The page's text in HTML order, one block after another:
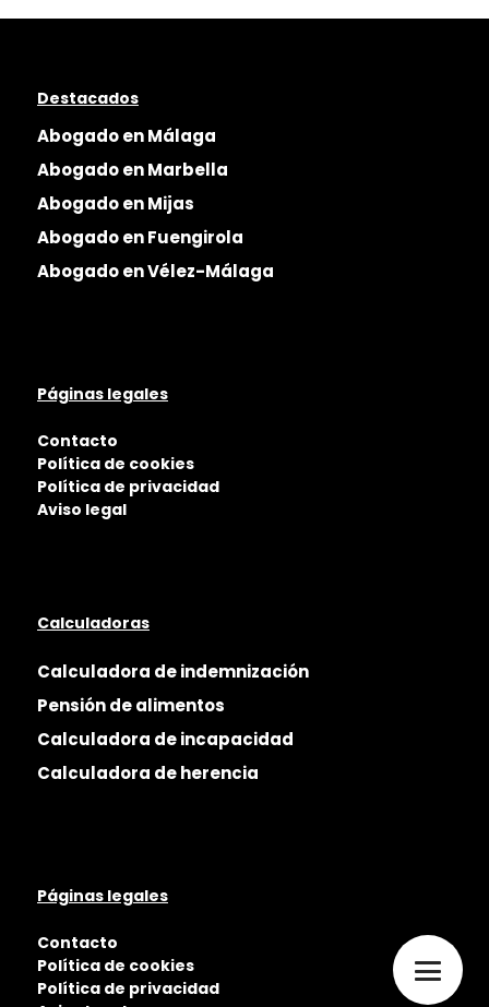
Destacados
Abogado en Málaga
Abogado en Marbella
Abogado en Mijas
Abogado en Fuengirola
Abogado en Vélez-Málaga
Páginas legales
Contacto
Política de cookies
Política de privacidad
Aviso legal
Calculadoras
Calculadora de indemnización
Pensión de alimentos
Calculadora de incapacidad
Calculadora de herencia
Páginas legales
Contacto
Política de cookies
Política de privacidad